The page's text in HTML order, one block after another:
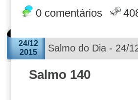
0 comentários
24/12
2015
Salmo do Dia - 24/
Salmo 140